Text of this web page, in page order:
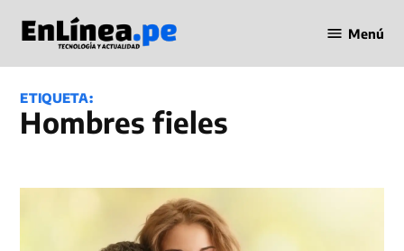
contenido
en Línea
Menú
ETIQUETA:
Hombres fieles